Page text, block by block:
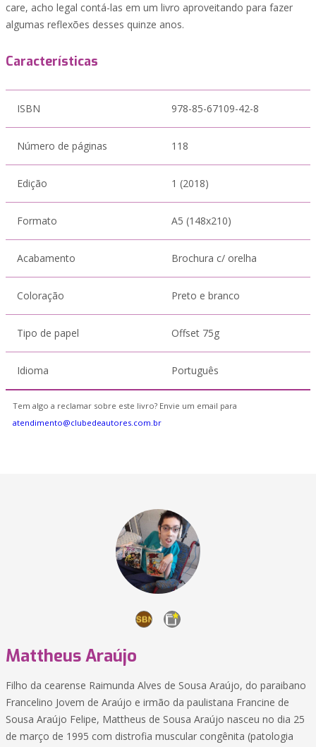
care, acho legal contá-las em um livro aproveitando para fazer
algumas reflexões desses quinze anos.
Características
ISBN 978-85-67109-42-8
Número de páginas 118
Edição 1 (2018)
Formato A5 (148x210)
Acabamento Brochura c/ orelha
Coloração Preto e branco
Tipo de papel Offset 75g
Idioma Português
Tem algo a reclamar sobre este livro? Envie um email para
atendimento@clubedeautores.com.br
Mattheus Araújo
Filho da cearense Raimunda Alves de Sousa Araújo, do paraibano
Francelino Jovem de Araújo e irmão da paulistana Francine de
Sousa Araújo Felipe, Mattheus de Sousa Araújo nasceu no dia 25
de março de 1995 com distrofia muscular congênita (patologia